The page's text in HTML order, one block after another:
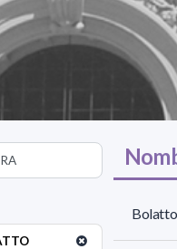
Bolatto